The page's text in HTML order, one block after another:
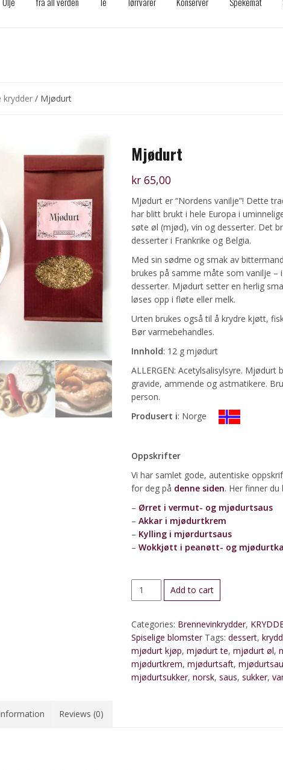
krydder / Mjødurt
Mjødurt
kr65,00
Mjødurt er “Nordens vanilje”! Dette
har blitt brukt i hele Europa i
søte øl (mjød), vin og desserter. Det
desserter i Frankrike og Belgia.
Med sin sødme og smak av
brukes på samme måte som vanilje –
desserter. Mjødurt setter en herlig
løses opp i fløte eller melk.
Urten brukes også til å krydre kjøtt,
Bør varmebehandles.
Innhold: 12 g mjødurt
ALLERGEN: Acetylsalisylsyre. Mjødurt
gravide, ammende og astmatikere.
person.
Produsert i: Norge
Oppskrifter
Vi har samlet gode, autentiske
for deg på denne siden. Her finner du
– Ørret i vermut- og mjødurtsaus
– Akkar i mjødurtkrem
– Kylling i mjørdurtsaus
– Wokkjøtt i peanøtt- og
Mjødurt
quantity
Add to cart
Categories: Brennevinkrydder,
Spiselige blomster Tags: dessert,
mjødurt kjøp, mjødurt te, mjødurt øl,
mjødurtkrem, mjødurtsaft,
mjødurtsukker, norsk, saus, sukker,
Reviews (0)